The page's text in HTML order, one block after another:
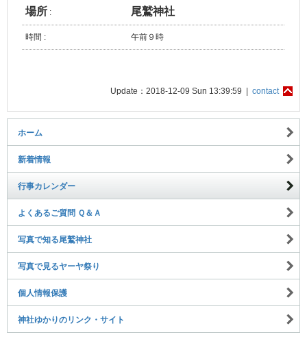
場所 : 尾鷲神社
時間 : 午前９時
Update：2018-12-09 Sun 13:39:59 | contact
ホーム
新着情報
行事カレンダー
よくあるご質問 Ｑ＆Ａ
写真で知る尾鷲神社
写真で見るヤーヤ祭り
個人情報保護
神社ゆかりのリンク・サイト